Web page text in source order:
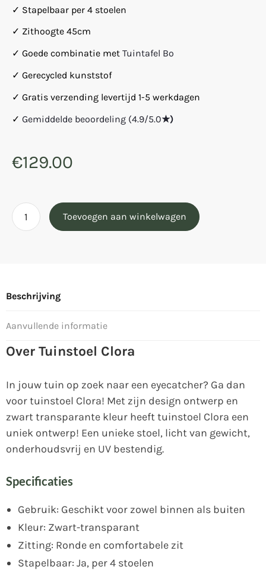
€129.00
✓ Stapelbaar per 4 stoelen
✓ Zithoogte 45cm
✓ Goede combinatie met Tuintafel Bo
✓ Gerecycled kunststof
✓ Gratis verzending levertijd 1-5 werkdagen
✓ Gemiddelde beoordeling (4.9/5.0★)
Toevoegen aan winkelwagen
Beschrijving
Aanvullende informatie
Over Tuinstoel Clora
In jouw tuin op zoek naar een eyecatcher? Ga dan
voor tuinstoel Clora! Met zijn design ontwerp en
zwart transparante kleur heeft tuinstoel Clora een
uniek ontwerp! Een unieke stoel, licht van gewicht,
onderhoudsvrij en UV bestendig.
Specificaties
Gebruik: Geschikt voor zowel binnen als buiten
Kleur: Zwart-transparant
Zitting: Ronde en comfortabele zit
Stapelbaar: Ja, per 4 stoelen